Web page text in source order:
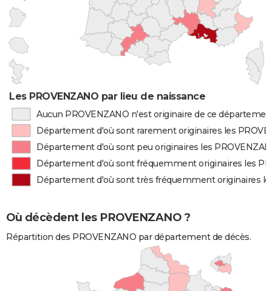
Les PROVENZANO par lieu de naissance
Aucun PROVENZANO n'est originaire de ce
Département d'où sont rarement originaires les
Département d'où sont peu originaires les
Département d'où sont fréquemment originaires les
Département d'où sont très fréquemment originaires
Où décèdent les PROVENZANO ?
Répartition des PROVENZANO par département de décès.